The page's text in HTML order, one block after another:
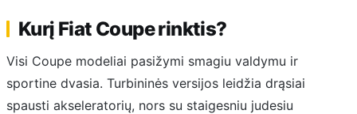
Kurį Fiat Coupe rinktis?
Visi Coupe modeliai pasižymi smagiu valdymu ir
sportine dvasia. Turbininės versijos leidžia drąsiai
spausti akseleratorių, nors su staigesniu judesiu